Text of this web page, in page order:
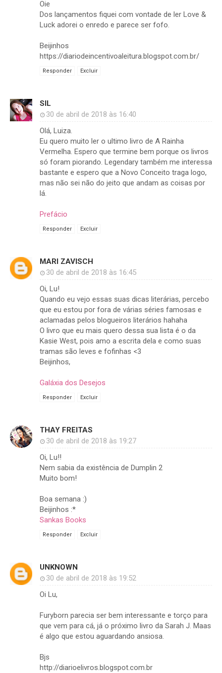
Oie
Dos lançamentos fiquei com vontade de ler Love &
Luck adorei o enredo e parece ser fofo.
Beijinhos
https://diariodeincentivoaleitura.blogspot.com.br/
Responder Excluir
SIL
30 de abril de 2018 às 16:40
Olá, Luiza.
Eu quero muito ler o ultimo livro de A Rainha
Vermelha. Espero que termine bem porque os livros
só foram piorando. Legendary também me interessa
bastante e espero que a Novo Conceito traga logo,
mas não sei não do jeito que andam as coisas por
lá.
Prefácio
Responder Excluir
MARI ZAVISCH
30 de abril de 2018 às 16:45
Oi, Lu!
Quando eu vejo essas suas dicas literárias, percebo
que eu estou por fora de várias séries famosas e
aclamadas pelos blogueiros literários hahaha
O livro que eu mais quero dessa sua lista é o da
Kasie West, pois amo a escrita dela e como suas
tramas são leves e fofinhas <3
Beijinhos,
Galáxia dos Desejos
Responder Excluir
THAY FREITAS
30 de abril de 2018 às 19:27
Oi, Lu!!
Nem sabia da existência de Dumplin 2
Muito bom!
Boa semana :)
Beijinhos :*
Sankas Books
Responder Excluir
UNKNOWN
30 de abril de 2018 às 19:52
Oi Lu,
Furyborn parecia ser bem interessante e torço para
que vem para cá, já o próximo livro da Sarah J. Maas
é algo que estou aguardando ansiosa.
Bjs
http://diarioelivros.blogspot.com.br